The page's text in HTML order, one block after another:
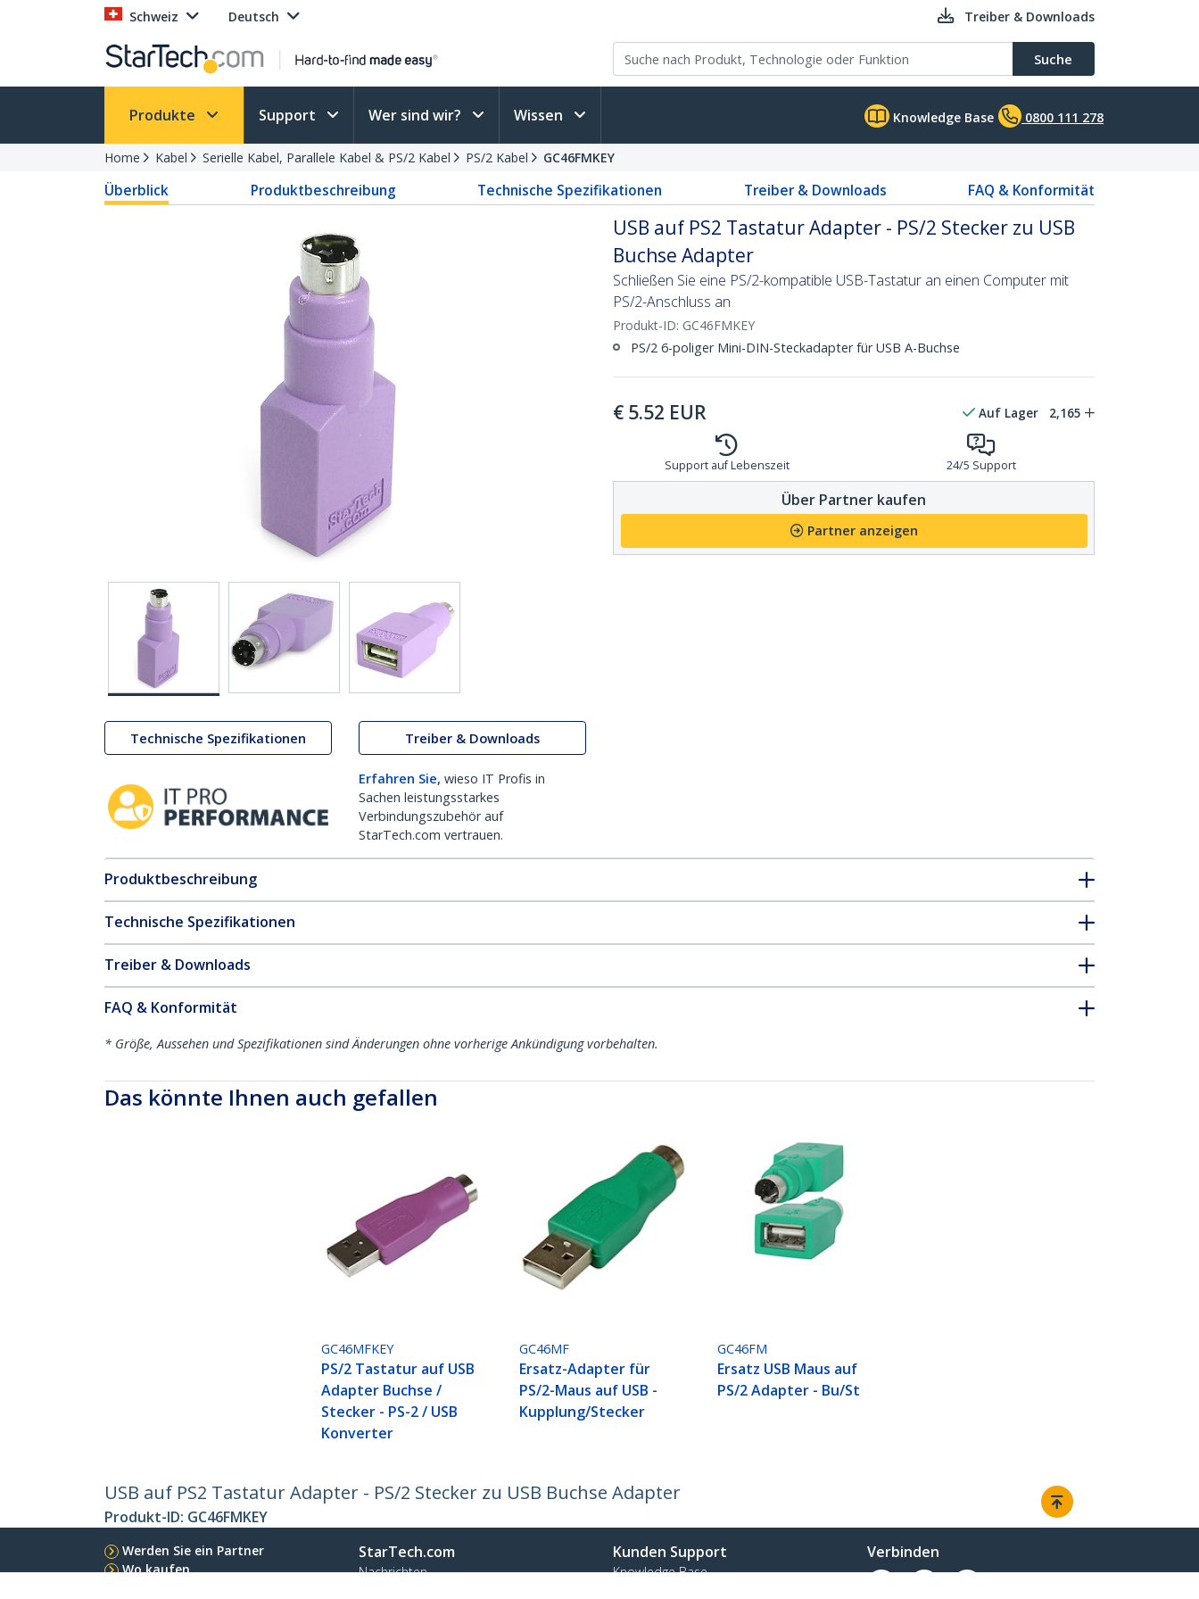
Schweiz Deutsch Treiber & Downloads
Suche
Produkte Support Wer sind wir? Wissen Knowledge Base 0800 111 278
Home Kabel Serielle Kabel, Parallele Kabel & PS/2 Kabel PS/2 Kabel GC46FMKEY
Überblick Produktbeschreibung Technische Spezifikationen Treiber & Downloads FAQ & Konformität
Technische Spezifikationen Treiber & Downloads
Erfahren Sie, wieso IT Profis in
Sachen leistungsstarkes
Verbindungszubehör auf
StarTech.com vertrauen.
USB auf PS2 Tastatur Adapter - PS/2 Stecker zu USB
Buchse Adapter
Schließen Sie eine PS/2-kompatible USB-Tastatur an einen Computer mit
PS/2-Anschluss an
Produkt-ID: GC46FMKEY
PS/2 6-poliger Mini-DIN-Steckadapter für USB A-Buchse
€ 5.52 EUR Auf Lager 2,165
Support auf Lebenszeit 24/5 Support
Über Partner kaufen
Partner anzeigen
Produktbeschreibung
Technische Spezifikationen
Treiber & Downloads
FAQ & Konformität
* Größe, Aussehen und Spezifikationen sind Änderungen ohne vorherige Ankündigung vorbehalten.
Das könnte Ihnen auch gefallen
GC46MFKEY
PS/2 Tastatur auf USB
Adapter Buchse /
Stecker - PS-2 / USB
Konverter
GC46MF
Ersatz-Adapter für
PS/2-Maus auf USB -
Kupplung/Stecker
GC46FM
Ersatz USB Maus auf
PS/2 Adapter - Bu/St
USB auf PS2 Tastatur Adapter - PS/2 Stecker zu USB Buchse Adapter
Produkt-ID: GC46FMKEY
Werden Sie ein Partner
Wo kaufen
StarTech.com
Nachrichten
Kunden Support
Knowledge Base
Verbinden